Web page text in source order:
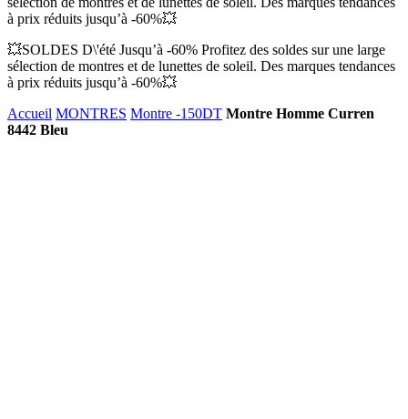
à prix réduits jusqu’à -60%💥
💥SOLDES D\'été Jusqu’à -60% Profitez des soldes sur une large
sélection de montres et de lunettes de soleil. Des marques tendances
à prix réduits jusqu’à -60%💥
Accueil MONTRES Montre -150DT Montre Homme Curren
8442 Bleu